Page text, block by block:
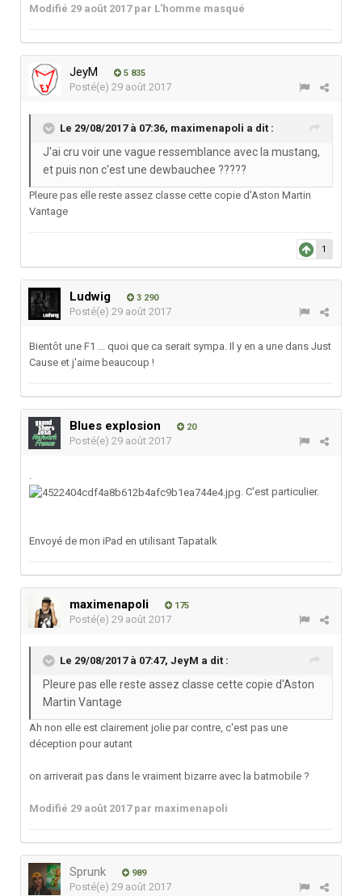
Modifié 29 août 2017par L'homme masqué
JeyM 5 835
Posté(e) 29 août 2017
Le 29/08/2017 à 07:36, maximenapoli a dit :
J'ai cru voir une vague ressemblance avec la mustang,
et puis non c'est une dewbauchee ?????
Pleure pas elle reste assez classe cette copie d'Aston Martin
Vantage
1
Ludwig 3 290
Posté(e) 29 août 2017
Bientôt une F1 ... quoi que ca serait sympa. Il y en a une dans Just
Cause et j'aime beaucoup !
Blues explosion 20
Posté(e) 29 août 2017
.
. C'est particulier.
Envoyé de mon iPad en utilisant Tapatalk
maximenapoli 175
Posté(e) 29 août 2017
Le 29/08/2017 à 07:47, JeyM a dit :
Pleure pas elle reste assez classe cette copie d'Aston
Martin Vantage
Ah non elle est clairement jolie par contre, c'est pas une
déception pour autant
on arriverait pas dans le vraiment bizarre avec la batmobile ?
Modifié 29 août 2017par maximenapoli
Sprunk 989
Posté(e) 29 août 2017